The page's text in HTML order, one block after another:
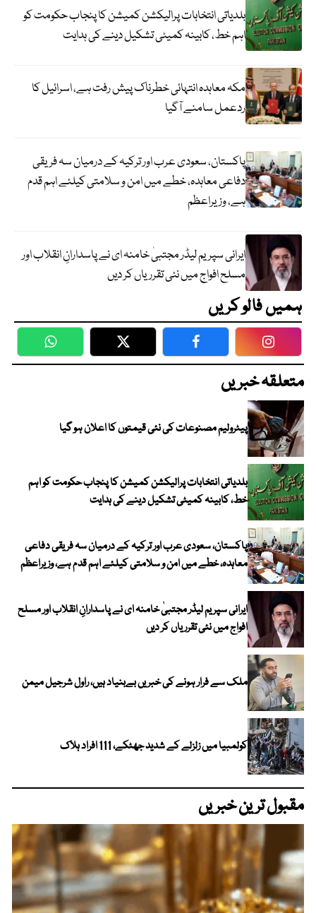
بلدیاتی انتخابات پرالیکشن کمیشن کا پنجاب حکومت کو
اہم خط، کابینہ کمیٹی تشکیل دینے کی ہدایت
مکہ معاہدہ انتہائی خطرناک پیش رفت ہے، اسرائیل کا
ردعمل سامنے آگیا
پاکستان، سعودی عرب اور ترکیہ کے درمیان سہ فریقی
دفاعی معاہدہ، خطے میں امن و سلامتی کیلئے اہم قدم
ہے، وزیراعظم
ایرانی سپریم لیڈر مجتبیٰ خامنہ ای نے پاسدارانِ انقلاب اور
مسلح افواج میں نئی تقرریاں کر دیں
ہمیں فالو کریں
WhatsApp Twitter Facebook
متعلقہ خبریں
پیٹرولیم مصنوعات کی نئی قیمتوں کا اعلان ہو گیا
بلدیاتی انتخابات پرالیکشن کمیشن کا پنجاب حکومت کو اہم
خط، کابینہ کمیٹی تشکیل دینے کی ہدایت
پاکستان، سعودی عرب اور ترکیہ کے درمیان سہ فریقی دفاعی
معاہدہ، خطے میں امن و سلامتی کیلئے اہم قدم ہے، وزیراعظم
ایرانی سپریم لیڈر مجتبیٰ خامنہ ای نے پاسدارانِ انقلاب اور مسلح
افواج میں نئی تقرریاں کر دیں
ملک سے فرار ہونے کی خبریں بےبنیاد ہیں، راول شرجیل میمن
کولمبیا میں زلزلے کے شدید جھٹکے، 111 افراد ہلاک
مقبول ترین خبریں